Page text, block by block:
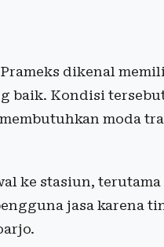
dikenal
baik. Kondisi
moda
ke stasiun,
jasa karena